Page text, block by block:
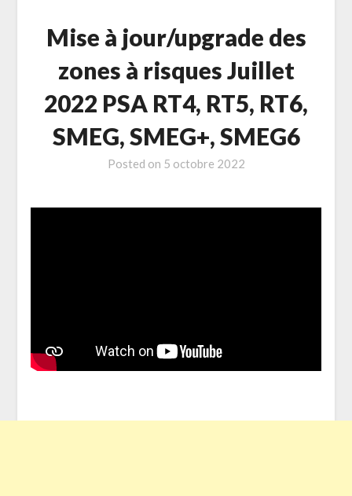
Mise à jour/upgrade des
zones à risques Juillet
2022 PSA RT4, RT5, RT6,
SMEG, SMEG+, SMEG6
Posted on 5 octobre 2022